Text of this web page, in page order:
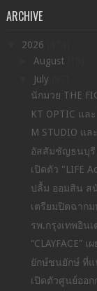
ARCHIVE
2026
August
July
นักมวย THE
KT OPTIC แล
M STUDIO แล
อัสสัมชัญธนบุรี
เปิด​ตัว​ "LIFE
ปลื้ม ออมสิน ส
เตรียมปิดฉาก
รพ.กรุงเทพอิน
“CLAYFACE”
ยักษ์ชนยักษ์ ที่แ
เปิดตัวศูนย์ออก